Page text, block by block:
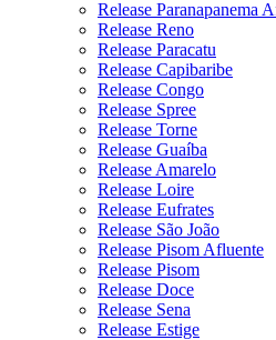
Release Paranapanema
Release Reno
Release Paracatu
Release Capibaribe
Release Congo
Release Spree
Release Torne
Release Guaíba
Release Amarelo
Release Loire
Release Eufrates
Release São João
Release Pisom Afluente
Release Pisom
Release Doce
Release Sena
Release Estige